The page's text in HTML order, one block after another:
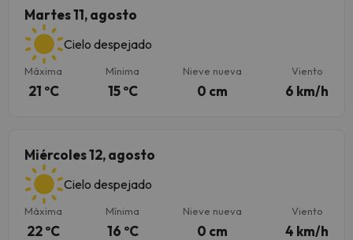
Martes 11, agosto
Cielo despejado
Máxima
21 ºC
Mínima
15 ºC
Nieve nueva
0 cm
Viento
6 km/h
Miércoles 12, agosto
Cielo despejado
Máxima
22 ºC
Mínima
16 ºC
Nieve nueva
0 cm
Viento
4 km/h